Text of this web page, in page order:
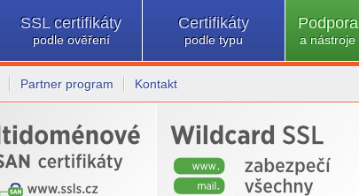
SSL certifikáty
podle ověření
Certifikáty
podle typu
Podpora
a nástroje
Partner program Kontakt